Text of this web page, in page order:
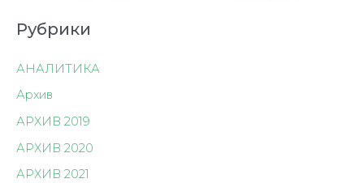
Рубрики
АНАЛИТИКА
Архив
АРХИВ 2019
АРХИВ 2020
АРХИВ 2021